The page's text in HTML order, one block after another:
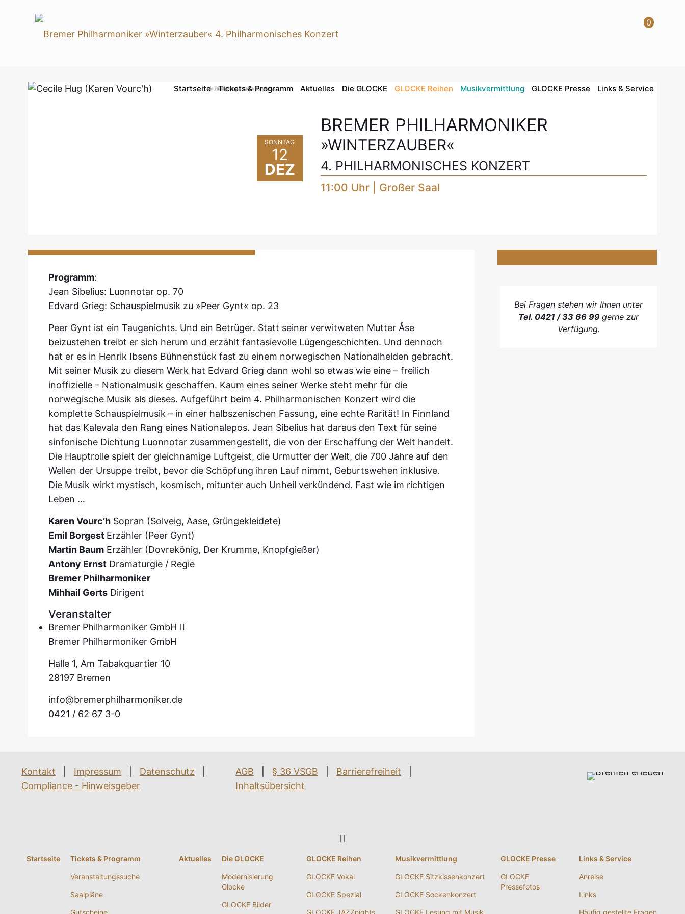
0
Startseite Tickets & Programm Aktuelles Die GLOCKE GLOCKE Reihen Musikvermittlung GLOCKE Presse Links & Service
SONNTAG
12
DEZ
© Cecile Hug (Karen Vourc'h)
BREMER PHILHARMONIKER
»WINTERZAUBER«
4. PHILHARMONISCHES KONZERT
11:00 Uhr | Großer Saal
Programm:
Jean Sibelius: Luonnotar op. 70
Edvard Grieg: Schauspielmusik zu »Peer Gynt« op. 23
Peer Gynt ist ein Taugenichts. Und ein Betrüger. Statt seiner verwitweten Mutter Åse
beizustehen treibt er sich herum und erzählt fantasievolle Lügengeschichten. Und dennoch
hat er es in Henrik Ibsens Bühnenstück fast zu einem norwegischen Nationalhelden gebracht.
Mit seiner Musik zu diesem Werk hat Edvard Grieg dann wohl so etwas wie eine – freilich
inoffizielle – Nationalmusik geschaffen. Kaum eines seiner Werke steht mehr für die
norwegische Musik als dieses. Aufgeführt beim 4. Philharmonischen Konzert wird die
komplette Schauspielmusik – in einer halbszenischen Fassung, eine echte Rarität! In Finnland
hat das Kalevala den Rang eines Nationalepos. Jean Sibelius hat daraus den Text für seine
sinfonische Dichtung Luonnotar zusammengestellt, die von der Erschaffung der Welt handelt.
Die Hauptrolle spielt der gleichnamige Luftgeist, die Urmutter der Welt, die 700 Jahre auf den
Wellen der Ursuppe treibt, bevor die Schöpfung ihren Lauf nimmt, Geburtswehen inklusive.
Die Musik wirkt mystisch, kosmisch, mitunter auch Unheil verkündend. Fast wie im richtigen
Leben …
Karen Vourc’hSopran (Solveig, Aase, Grüngekleidete)
Emil Borgest Erzähler (Peer Gynt)
Martin BaumErzähler (Dovrekönig, Der Krumme, Knopfgießer)
Antony ErnstDramaturgie / Regie
Bremer Philharmoniker
Mihhail GertsDirigent
Veranstalter
Bremer Philharmoniker GmbH
Bremer Philharmoniker GmbH
Halle 1, Am Tabakquartier 10
28197 Bremen
info@bremerphilharmoniker.de
0421 / 62 67 3-0
Bei Fragen stehen wir Ihnen unter
Tel. 0421 / 33 66 99gerne zur
Verfügung.
Kontakt Impressum Datenschutz
Compliance - Hinweisgeber
AGB § 36 VSGB Barrierefreiheit
Inhaltsübersicht
Startseite Tickets & Programm
Veranstaltungssuche
Saalpläne
Gutscheine
Aktuelles Die GLOCKE
Modernisierung
Glocke
GLOCKE Bilder
GLOCKE Reihen
GLOCKE Vokal
GLOCKE Spezial
GLOCKE JAZZnights
Musikvermittlung
GLOCKE Sitzkissenkonzert
GLOCKE Sockenkonzert
GLOCKE Lesung mit Musik
GLOCKE Presse
GLOCKE
Pressefotos
Links & Service
Anreise
Links
Häufig gestellte Fragen